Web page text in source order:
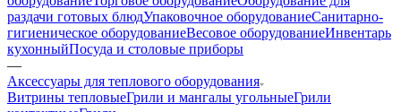
раздачи готовых блюдУпаковочное оборудованиеСанитарно-
гигиеническое оборудованиеВесовое оборудованиеИнвентарь
кухонныйПосуда и столовые приборы
—
Аксессуары для теплового оборудования
Витрины тепловыеГрили и мангалы угольныеГрили